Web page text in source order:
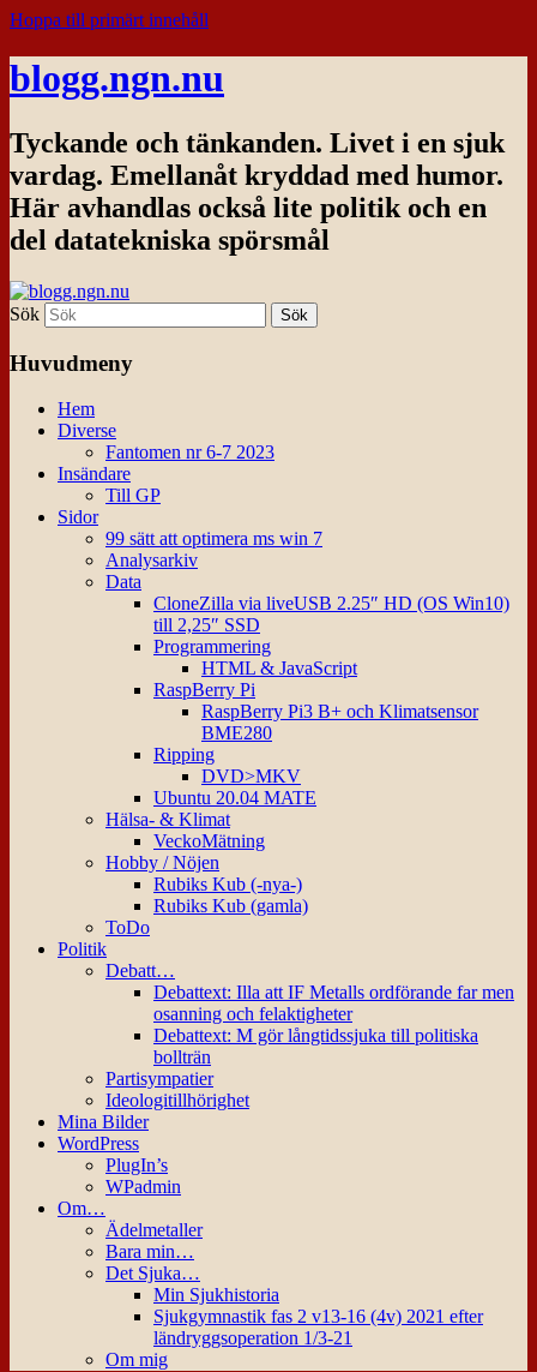
Hoppa till primärt innehåll
blogg.ngn.nu
Tyckande och tänkanden. Livet i en sjuk
vardag. Emellanåt kryddad med humor.
Här avhandlas också lite politik och en
del datatekniska spörsmål
Sök
Huvudmeny
Hem
Diverse
Fantomen nr 6-7 2023
Insändare
Till GP
Sidor
99 sätt att optimera ms win 7
Analysarkiv
Data
CloneZilla via liveUSB 2.25″ HD (OS Win10)
till 2,25″ SSD
Programmering
HTML & JavaScript
RaspBerry Pi
RaspBerry Pi3 B+ och Klimatsensor
BME280
Ripping
DVD>MKV
Ubuntu 20.04 MATE
Hälsa- & Klimat
VeckoMätning
Hobby / Nöjen
Rubiks Kub (-nya-)
Rubiks Kub (gamla)
ToDo
Politik
Debatt…
Debattext: Illa att IF Metalls ordförande far men
osanning och felaktigheter
Debattext: M gör långtidssjuka till politiska
bollträn
Partisympatier
Ideologitillhörighet
Mina Bilder
WordPress
PlugIn’s
WPadmin
Om…
Ädelmetaller
Bara min…
Det Sjuka…
Min Sjukhistoria
Sjukgymnastik fas 2 v13-16 (4v) 2021 efter
ländryggsoperation 1/3-21
Om mig